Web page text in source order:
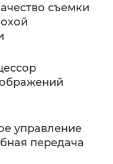
съемки
управление
передача